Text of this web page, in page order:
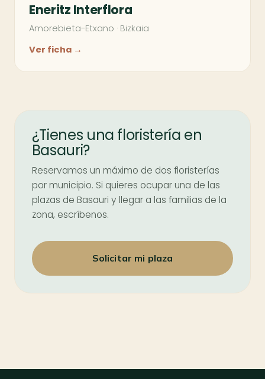
Eneritz Interflora
Amorebieta-Etxano · Bizkaia
Ver ficha →
¿Tienes una floristería en
Basauri?
Reservamos un máximo de dos floristerías
por municipio. Si quieres ocupar una de las
plazas de Basauri y llegar a las familias de la
zona, escríbenos.
Solicitar mi plaza